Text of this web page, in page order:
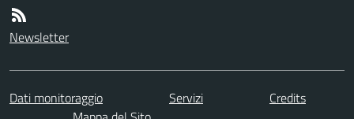
Newsletter
Dati monitoraggio Servizi
Credits